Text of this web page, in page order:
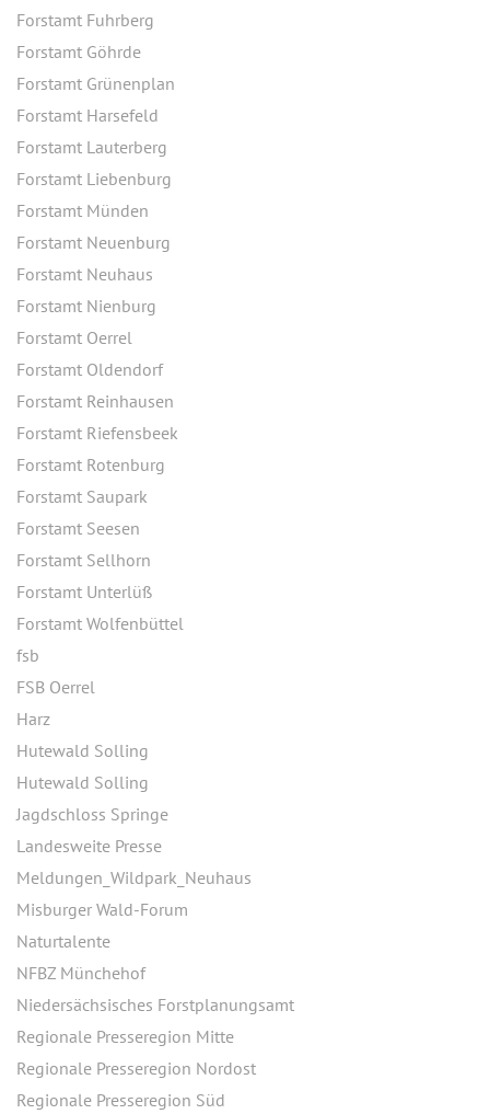
Forstamt Fuhrberg
Forstamt Göhrde
Forstamt Grünenplan
Forstamt Harsefeld
Forstamt Lauterberg
Forstamt Liebenburg
Forstamt Münden
Forstamt Neuenburg
Forstamt Neuhaus
Forstamt Nienburg
Forstamt Oerrel
Forstamt Oldendorf
Forstamt Reinhausen
Forstamt Riefensbeek
Forstamt Rotenburg
Forstamt Saupark
Forstamt Seesen
Forstamt Sellhorn
Forstamt Unterlüß
Forstamt Wolfenbüttel
fsb
FSB Oerrel
Harz
Hutewald Solling
Hutewald Solling
Jagdschloss Springe
Landesweite Presse
Meldungen_Wildpark_Neuhaus
Misburger Wald-Forum
Naturtalente
NFBZ Münchehof
Niedersächsisches Forstplanungsamt
Regionale Presseregion Mitte
Regionale Presseregion Nordost
Regionale Presseregion Süd